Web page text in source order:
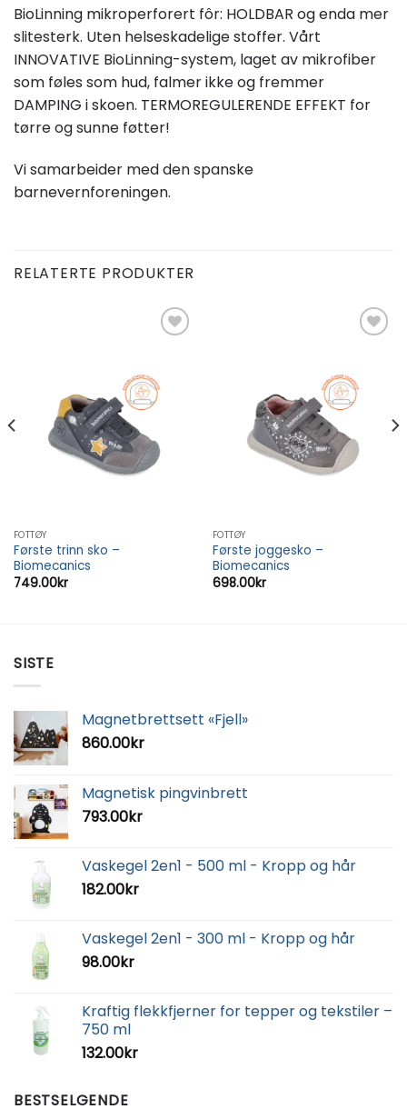
BioLinning mikroperforert fôr: HOLDBAR og enda mer
slitesterk. Uten helseskadelige stoffer. Vårt
INNOVATIVE BioLinning-system, laget av mikrofiber
som føles som hud, falmer ikke og fremmer
DAMPING i skoen. TERMOREGULERENDE EFFEKT for
tørre og sunne føtter!
Vi samarbeider med den spanske
barnevernforeningen.
RELATERTE PRODUKTER
FOTTØY
Første trinn sko –
Biomecanics
749.00kr
FOTTØY
Første joggesko –
Biomecanics
698.00kr
SISTE
Magnetbrettsett «Fjell»
860.00kr
Magnetisk pingvinbrett
793.00kr
Vaskegel 2en1 - 500 ml - Kropp og hår
182.00kr
Vaskegel 2en1 - 300 ml - Kropp og hår
98.00kr
Kraftig flekkfjerner for tepper og tekstiler –
750 ml
132.00kr
BESTSELGENDE